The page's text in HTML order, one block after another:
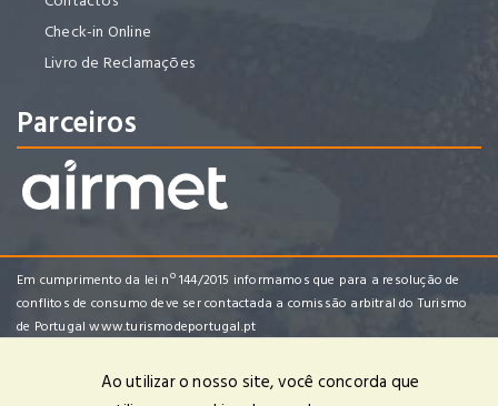
Check-in Online
Livro de Reclamações
Parceiros
Em cumprimento da lei nº 144/2015 informamos que para a resolução de
conflitos de consumo deve ser contactada a comissão arbitral do Turismo
de Portugalwww.turismodeportugal.pt
Ao utilizar o nosso site, você concorda que